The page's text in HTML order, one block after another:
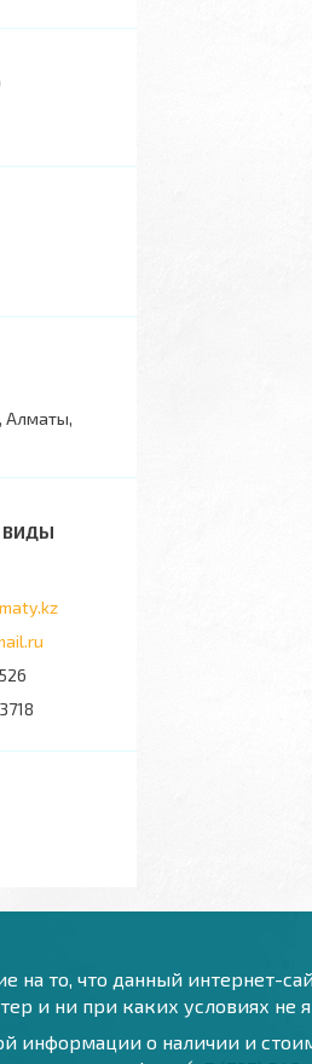
Алматы,
то, что данный интернет-
и ни при каких условиях не
информации о наличии и